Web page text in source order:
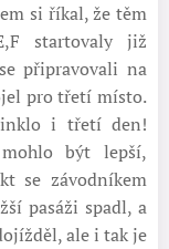
si říkal, že těm
startovaly již
připravovali na
pro třetí místo.
i třetí den!
být lepší,
se závodníkem
pasáži spadl, a
ale i tak je